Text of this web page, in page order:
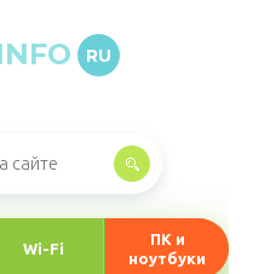
RU
Wi-Fi
ПК и
ноутбуки